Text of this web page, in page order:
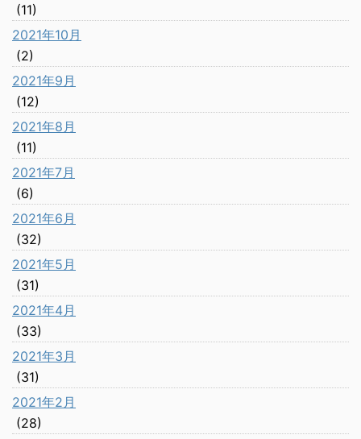
(11)
2021年10月
(2)
2021年9月
(12)
2021年8月
(11)
2021年7月
(6)
2021年6月
(32)
2021年5月
(31)
2021年4月
(33)
2021年3月
(31)
2021年2月
(28)